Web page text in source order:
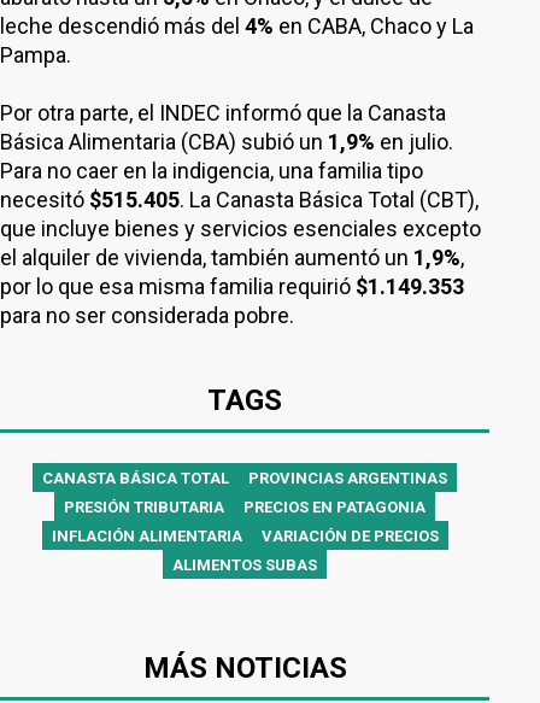
leche descendió más del 4% en CABA, Chaco y La
Pampa.
Por otra parte, el INDEC informó que la Canasta
Básica Alimentaria (CBA) subió un 1,9% en julio.
Para no caer en la indigencia, una familia tipo
necesitó $515.405. La Canasta Básica Total (CBT),
que incluye bienes y servicios esenciales excepto
el alquiler de vivienda, también aumentó un 1,9%,
por lo que esa misma familia requirió $1.149.353
para no ser considerada pobre.
TAGS
CANASTA BÁSICA TOTAL
PROVINCIAS ARGENTINAS
PRESIÓN TRIBUTARIA
PRECIOS EN PATAGONIA
INFLACIÓN ALIMENTARIA
VARIACIÓN DE PRECIOS
ALIMENTOS SUBAS
MÁS NOTICIAS